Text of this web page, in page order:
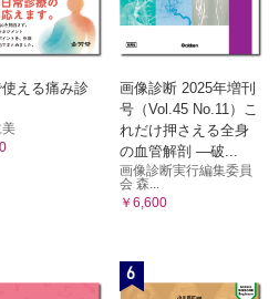
スコアリングシステム
ェンによる肝障害が疑われた!
（NSAIDs）による肝障害が疑われ
抗結核薬）による肝障害が疑われた!
ラクタム系抗菌薬）による肝障害が
てんかん薬）による肝障害が疑われ
える痛み診
美
画像診断 2025年増刊
号（Vol.45 No.11）こ
れだけ押さえる全身
の血管解剖 ―破...
画像診断実行編集委員
会 森...
￥6,600
6